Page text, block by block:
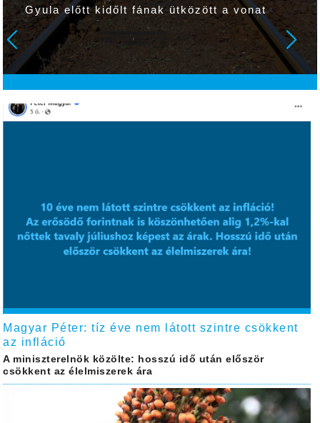
Gyula előtt kidőlt fának ütközött a vonat
Magyar Péter: tíz éve nem látott szintre csökkent
az infláció
A miniszterelnök közölte: hosszú idő után először
csökkent az élelmiszerek ára